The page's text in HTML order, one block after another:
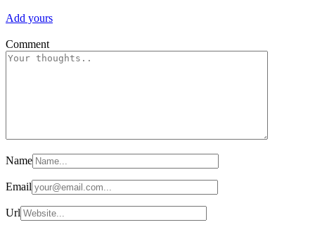
Add yours
Comment
Name
Email
Url